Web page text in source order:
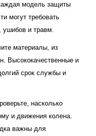
модель защиты
могут требовать
ушибов и травм.
материалы, из
Высококачественные и
срок службы и
насколько
и движения колена.
важны для